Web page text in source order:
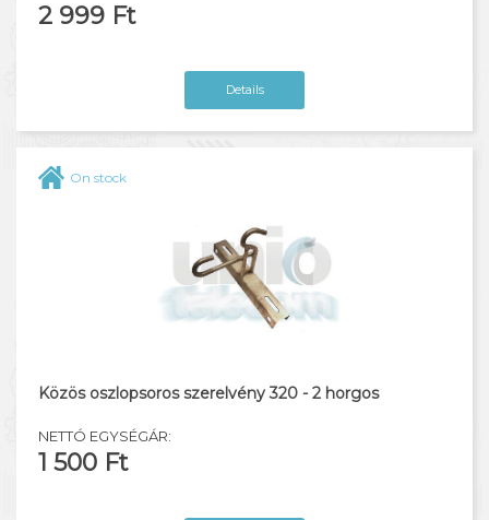
2 999 Ft
Details
On stock
Közös oszlopsoros szerelvény 320 - 2 horgos
NETTÓ EGYSÉGÁR:
1 500 Ft